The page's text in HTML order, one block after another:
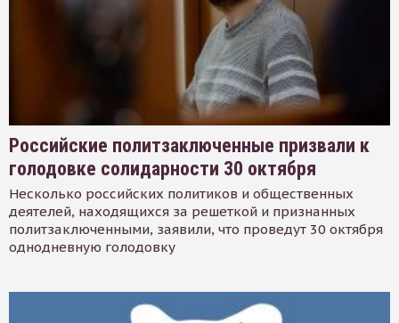
Российские политзаключенные призвали к
голодовке солидарности 30 октября
Несколько российских политиков и общественных
деятелей, находящихся за решеткой и признанных
политзаключенными, заявили, что проведут 30 октября
однодневную голодовку